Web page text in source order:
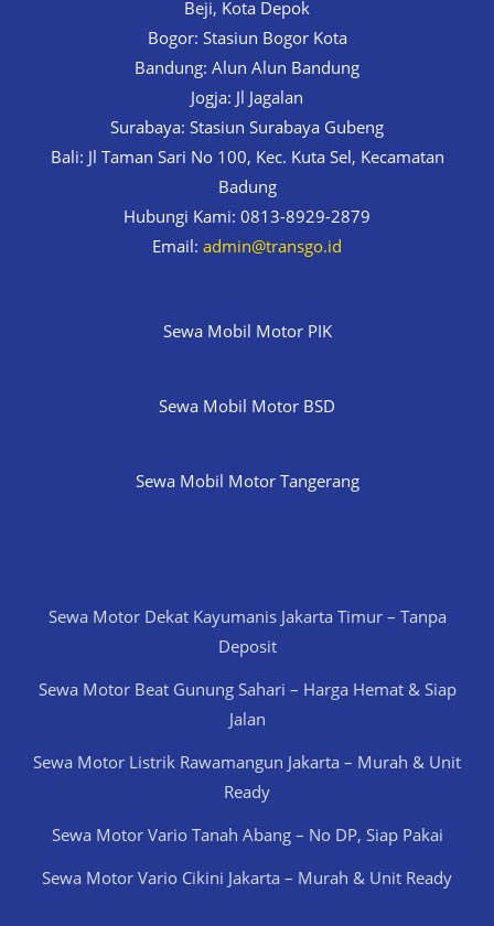
Beji, Kota Depok
Bogor: Stasiun Bogor Kota
Bandung: Alun Alun Bandung
Jogja: Jl Jagalan
Surabaya: Stasiun Surabaya Gubeng
Bali: Jl Taman Sari No 100, Kec. Kuta Sel, Kecamatan
Badung
Hubungi Kami: 0813-8929-2879
Email: admin@transgo.id
Sewa Mobil Motor PIK
Sewa Mobil Motor BSD
Sewa Mobil Motor Tangerang
Sewa Motor Dekat Kayumanis Jakarta Timur – Tanpa
Deposit
Sewa Motor Beat Gunung Sahari – Harga Hemat & Siap
Jalan
Sewa Motor Listrik Rawamangun Jakarta – Murah & Unit
Ready
Sewa Motor Vario Tanah Abang – No DP, Siap Pakai
Sewa Motor Vario Cikini Jakarta – Murah & Unit Ready